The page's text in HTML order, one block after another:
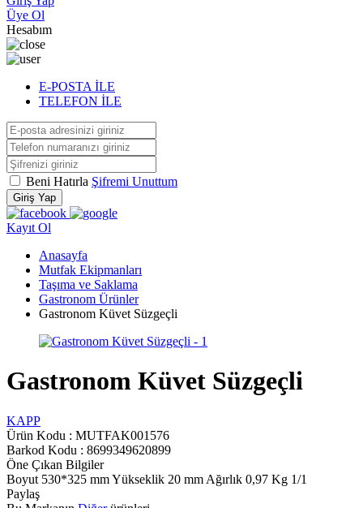
Üye Ol
Hesabım
E-POSTA İLE
TELEFON İLE
Beni Hatırla Şifremi Unuttum
Giriş Yap
Kayıt Ol
Anasayfa
Mutfak Ekipmanları
Taşıma ve Saklama
Gastronom Ürünler
Gastronom Küvet Süzgeçli
Gastronom Küvet Süzgeçli
KAPP
Ürün Kodu : MUTFAK001576
Barkod Kodu : 8699349620899
Öne Çıkan Bilgiler
Boyut 530*325 mm Yükseklik 20 mm Ağırlık 0,97 Kg 1/1
Paylaş